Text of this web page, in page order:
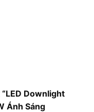
Downlight
Ánh Sáng